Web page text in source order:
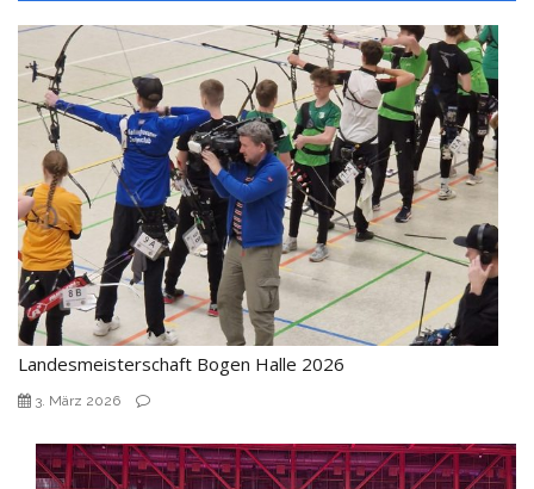
Landesmeisterschaft Bogen Halle 2026
3. März 2026